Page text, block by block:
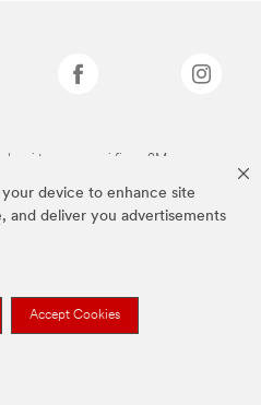
device to enhance site
and deliver you advertisements
Accept Cookies
towarowymi firmy 3M.